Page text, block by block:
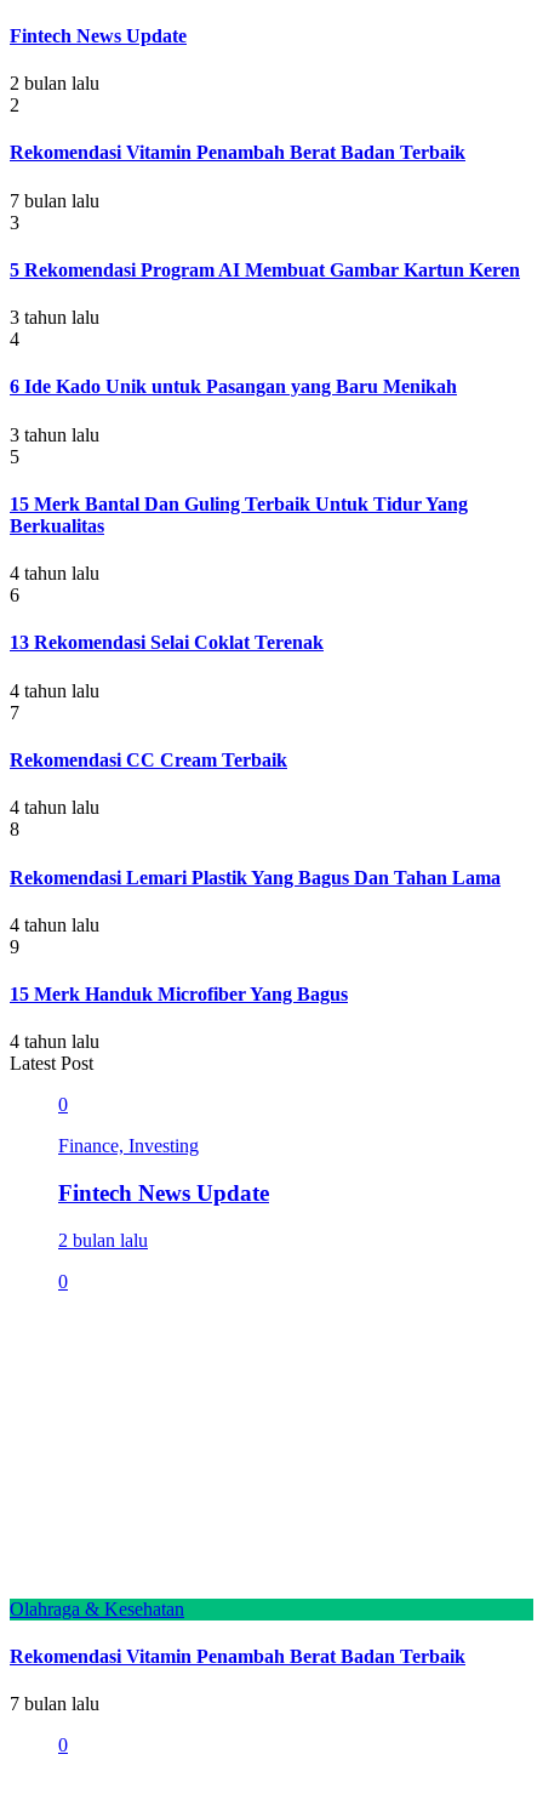
Fintech News Update
2 bulan lalu
2
Rekomendasi Vitamin Penambah Berat Badan Terbaik
7 bulan lalu
3
5 Rekomendasi Program AI Membuat Gambar Kartun Keren
3 tahun lalu
4
6 Ide Kado Unik untuk Pasangan yang Baru Menikah
3 tahun lalu
5
15 Merk Bantal Dan Guling Terbaik Untuk Tidur Yang
Berkualitas
4 tahun lalu
6
13 Rekomendasi Selai Coklat Terenak
4 tahun lalu
7
Rekomendasi CC Cream Terbaik
4 tahun lalu
8
Rekomendasi Lemari Plastik Yang Bagus Dan Tahan Lama
4 tahun lalu
9
15 Merk Handuk Microfiber Yang Bagus
4 tahun lalu
Latest Post
0
Finance, Investing
Fintech News Update
2 bulan lalu
0
Olahraga & Kesehatan
Rekomendasi Vitamin Penambah Berat Badan Terbaik
7 bulan lalu
0